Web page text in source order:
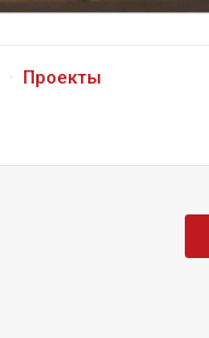
· Проекты